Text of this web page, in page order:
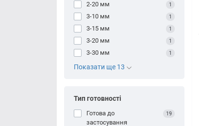
2-20 мм 1
3-10 мм 1
3-15 мм 1
3-20 мм 1
3-30 мм 1
Показати ще 13
Тип готовності
Готова до
застосування
19